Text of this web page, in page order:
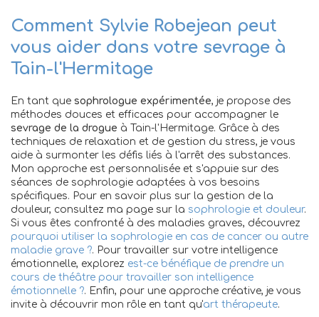
Comment Sylvie Robejean peut
vous aider dans votre sevrage à
Tain-l'Hermitage
En tant que sophrologue expérimentée, je propose des
méthodes douces et efficaces pour accompagner le
sevrage de la drogue à Tain-l'Hermitage. Grâce à des
techniques de relaxation et de gestion du stress, je vous
aide à surmonter les défis liés à l'arrêt des substances.
Mon approche est personnalisée et s'appuie sur des
séances de sophrologie adaptées à vos besoins
spécifiques. Pour en savoir plus sur la gestion de la
douleur, consultez ma page sur la sophrologie et douleur.
Si vous êtes confronté à des maladies graves, découvrez
pourquoi utiliser la sophrologie en cas de cancer ou autre
maladie grave ?. Pour travailler sur votre intelligence
émotionnelle, explorez est-ce bénéfique de prendre un
cours de théâtre pour travailler son intelligence
émotionnelle ?. Enfin, pour une approche créative, je vous
invite à découvrir mon rôle en tant qu'art thérapeute.